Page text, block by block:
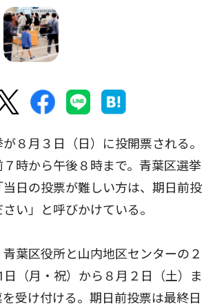
８月３日（日）に投開票される。
時から午後８時まで。青葉区選挙
日の投票が難しい方は、期日前投
い」と呼びかけている。
葉区役所と山内地区センターの２
日（月・祝）から８月２日（土）ま
受け付ける。期日前投票は最終日